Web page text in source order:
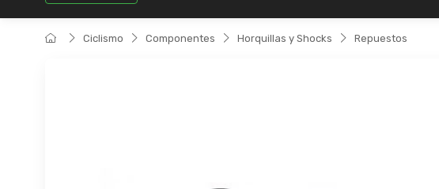
Ciclismo Componentes Horquillas y Shocks Repuestos